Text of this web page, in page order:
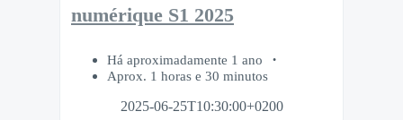
numérique S1 2025
Há aproximadamente 1 ano
Aprox. 1 horas e 30 minutos
2025-06-25T10:30:00+0200